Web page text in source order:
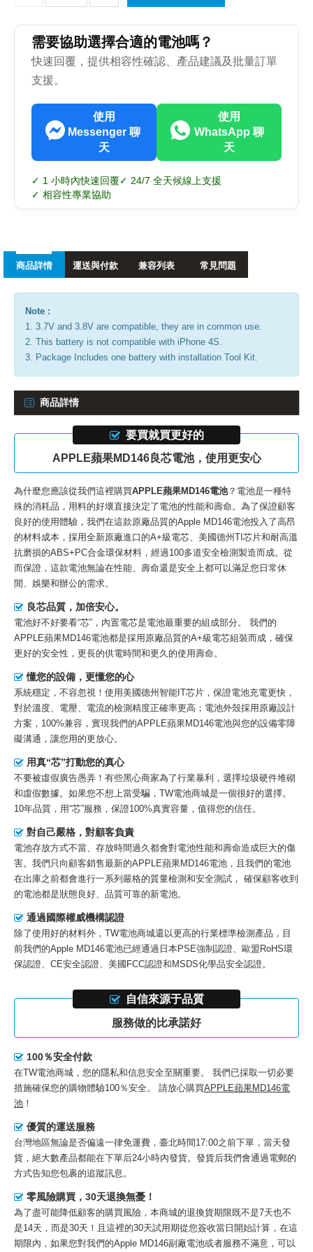
需要協助選擇合適的電池嗎？
快速回覆，提供相容性確認、產品建議及批量訂單
支援。
使用
Messenger 聊
天
使用
WhatsApp 聊
天
✓ 1 小時內快速回覆✓ 24/7 全天候線上支援
✓ 相容性專業協助
商品詳情 運送與付款 兼容列表 常見問題
Note :
1. 3.7V and 3.8V are compatible, they are in common use.
2. This battery is not compatible with iPhone 4S.
3. Package Includes one battery with installation Tool Kit.
商品詳情
要買就買更好的
APPLE蘋果MD146良芯電池，使用更安心
為什麼您應該從我們這裡購買APPLE蘋果MD146電池？電池是一種特
殊的消耗品，用料的好壞直接決定了電池的性能和壽命。為了保證顧客
良好的使用體驗，我們在這款原廠品質的Apple MD146電池投入了高昂
的材料成本，採用全新原廠進口的A+級電芯、美國德州TI芯片和耐高溫
抗磨損的ABS+PC合金環保材料，經過100多道安全檢測製造而成。從
而保證，這款電池無論在性能、壽命還是安全上都可以滿足您日常休
閒、娛樂和辦公的需求。
良芯品質，加倍安心。
電池好不好要看“芯”，內置電芯是電池最重要的組成部分。 我們的
APPLE蘋果MD146電池都是採用原廠品質的A+級電芯組裝而成，確保
更好的安全性，更長的供電時間和更久的使用壽命。
懂您的設備，更懂您的心
系統穩定，不容忽視！使用美國德州智能IT芯片，保證電池充電更快，
對於溫度、電壓、電流的檢測精度正確率更高；電池外殼採用原廠設計
方案，100%兼容，實現我們的APPLE蘋果MD146電池與您的設備零障
礙溝通，讓您用的更放心。
用真“芯”打動您的真心
不要被虛假廣告愚弄！有些黑心商家為了行業暴利，選擇垃圾硬件堆砌
和虛假數據。如果您不想上當受騙，TW電池商城是一個很好的選擇。
10年品質，用“芯”服務，保證100%真實容量，值得您的信任。
對自己嚴格，對顧客負責
電池存放方式不當、存放時間過久都會對電池性能和壽命造成巨大的傷
害。我們只向顧客銷售最新的APPLE蘋果MD146電池 ，且我們的電池
在出庫之前都會進行一系列嚴格的質量檢測和安全測試， 確保顧客收到
的電池都是狀態良好、品質可靠的新電池。
通過國際權威機構認證
除了使用好的材料外，TW電池商城還以更高的行業標準檢測產品，目
前我們的Apple MD146電池已經通過日本PSE強制認證、歐盟RoHS環
保認證、CE安全認證、美國FCC認證和MSDS化學品安全認證。
自信來源于品質
服務做的比承諾好
100％安全付款
在TW電池商城，您的隱私和信息安全至關重要。 我們已採取一切必要
措施確保您的購物體驗100％安全。 請放心購買APPLE蘋果MD146電
池 ！
優質的運送服務
台灣地區無論是否偏遠一律免運費，臺北時間17:00之前下單，當天發
貨，絕大數產品都能在下單后24小時內發貨。發貨后我們會通過電郵的
方式告知您包裹的追蹤訊息。
零風險購買，30天退換無憂！
為了盡可能降低顧客的購買風險，本商城的退換貨期限既不是7天也不
是14天，而是30天！且這裡的30天試用期從您簽收當日開始計算，在這
期限內，如果您對我們的Apple MD146副廠電池或者服務不滿意，可以